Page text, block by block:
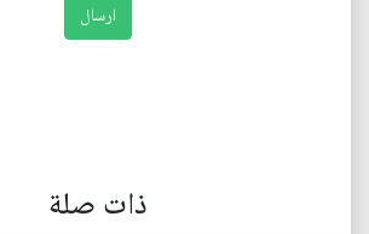
ذات صلة